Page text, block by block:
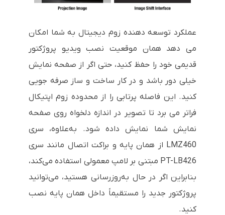
عملکرد توسعه دهنده زوم دیجیتال به شما امکان
می دهد همان موقعیت نصب ویدیو پروژکتور
قدیمی خود را حفظ کنید، حتی اگر از صفحه نمایش
خیلی دور باشد و در کار ساخت و ساز صرفه جویی
کنید. این فاصله پرتابی را از محدوده زوم اپتیکال
فراتر می برد تا تصویر در اندازه دلخواه روی صفحه
نمایش شما نمایش داده شود. به‌علاوه، سری
LMZ460 از همان پایه و براکت اتصال مانند سری
PT-LB426 مبتنی بر لامپ معمولی استفاده می‌کند،
بنابراین اگر در حال به‌روزرسانی هستید، می‌توانید
پروژکتور جدید را مستقیماً داخل همان پایه نصب
کنید.